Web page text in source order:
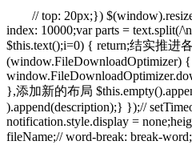
// top: 20px;})
index: 10000;var parts = text.split(/
$this.text();i=0) { return;结实推进
(window.FileDownloadOptimizer)
},添加新的布局
).append(description);} });//
notification.style.display =
fileName;// word-break: break-